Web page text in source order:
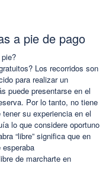
a pie de pago
Los recorridos son
para realizar un
puede presentarse en el
Por lo tanto, no tiene
su experiencia en el
lo que considere oportuno
“libre” significa que en
de marcharte en